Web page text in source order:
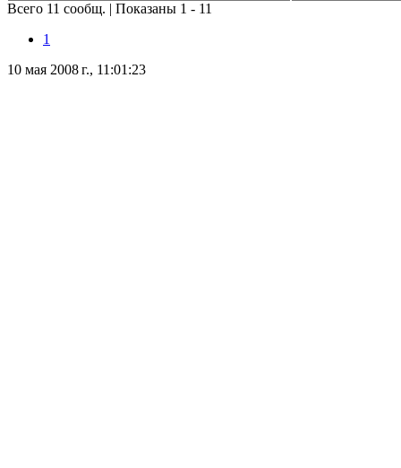
Всего 11 сообщ. | Показаны 1 - 11
1
10 мая 2008 г., 11:01:23